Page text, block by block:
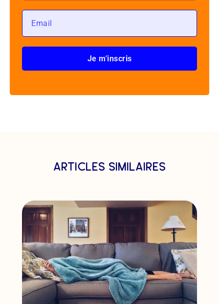
Je m'inscris
articles similaires